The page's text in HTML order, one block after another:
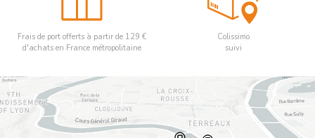
Frais de port offerts à partir de 129 €
d'achats en France métropolitaine
Colissimo
suivi